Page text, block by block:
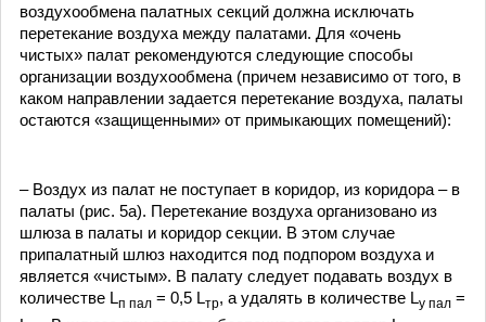
воздухообмена палатных секций должна исключать
перетекание воздуха между палатами. Для «очень
чистых» палат рекомендуются следующие способы
организации воздухообмена (причем независимо от того, в
каком направлении задается перетекание воздуха, палаты
остаются «защищенными» от примыкающих помещений):
– Воздух из палат не поступает в коридор, из коридора – в
палаты (рис. 5а). Перетекание воздуха организовано из
шлюза в палаты и коридор секции. В этом случае
припалатный шлюз находится под подпором воздуха и
является «чистым». В палату следует подавать воздух в
количестве Lп пал = 0,5 Lтр, а удалять в количестве Lу пал =